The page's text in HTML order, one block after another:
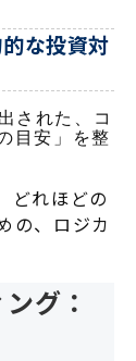
な投資対
された、コ
目安」を整
どれほどの
の、ロジカ
グ：